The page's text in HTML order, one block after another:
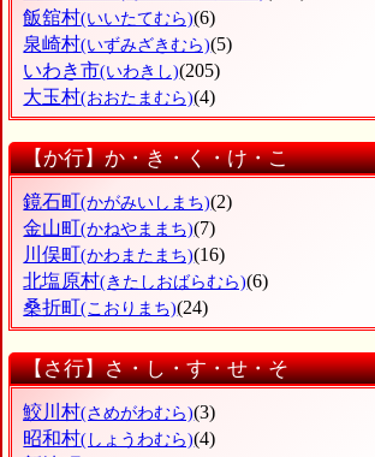
飯舘村(いいたてむら)(6)
泉崎村(いずみざきむら)(5)
いわき市(いわきし)(205)
大玉村(おおたまむら)(4)
【か行】か・き・く・け・こ
鏡石町(かがみいしまち)(2)
金山町(かねやままち)(7)
川俣町(かわまたまち)(16)
北塩原村(きたしおばらむら)(6)
桑折町(こおりまち)(24)
【さ行】さ・し・す・せ・そ
鮫川村(さめがわむら)(3)
昭和村(しょうわむら)(4)